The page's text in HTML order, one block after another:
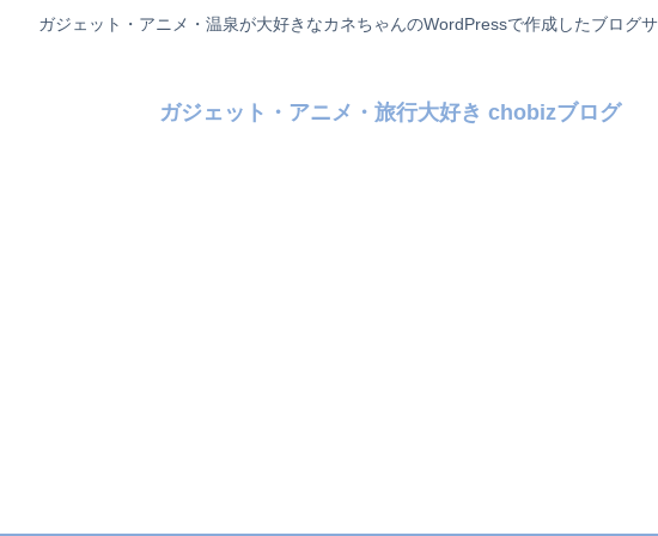
ガジェット・アニメ・温泉が大好きなカネちゃんのWordPressで作成したブログサ
ガジェット・アニメ・旅行大好き chobizブログ